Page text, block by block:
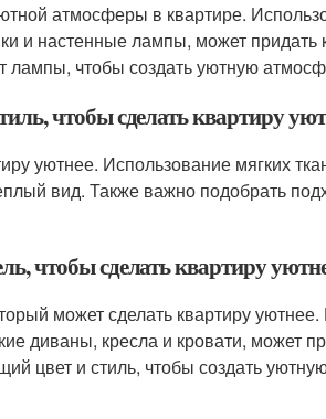
атмосферы в квартире.
и настенные лампы, может
лампы, чтобы создать уютную
чтобы сделать квартиру
уютнее. Использование мягких
вид. Также важно подобрать
чтобы сделать квартиру
может сделать квартиру
диваны, кресла и кровати, может
цвет и стиль, чтобы создать